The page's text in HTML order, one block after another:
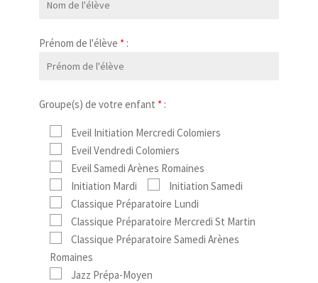
Prénom de l'élève * :
Groupe(s) de votre enfant * :
Eveil Initiation Mercredi Colomiers
Eveil Vendredi Colomiers
Eveil Samedi Arènes Romaines
Initiation Mardi
Initiation Samedi
Classique Préparatoire Lundi
Classique Préparatoire Mercredi St Martin
Classique Préparatoire Samedi Arènes
Romaines
Jazz Prépa-Moyen